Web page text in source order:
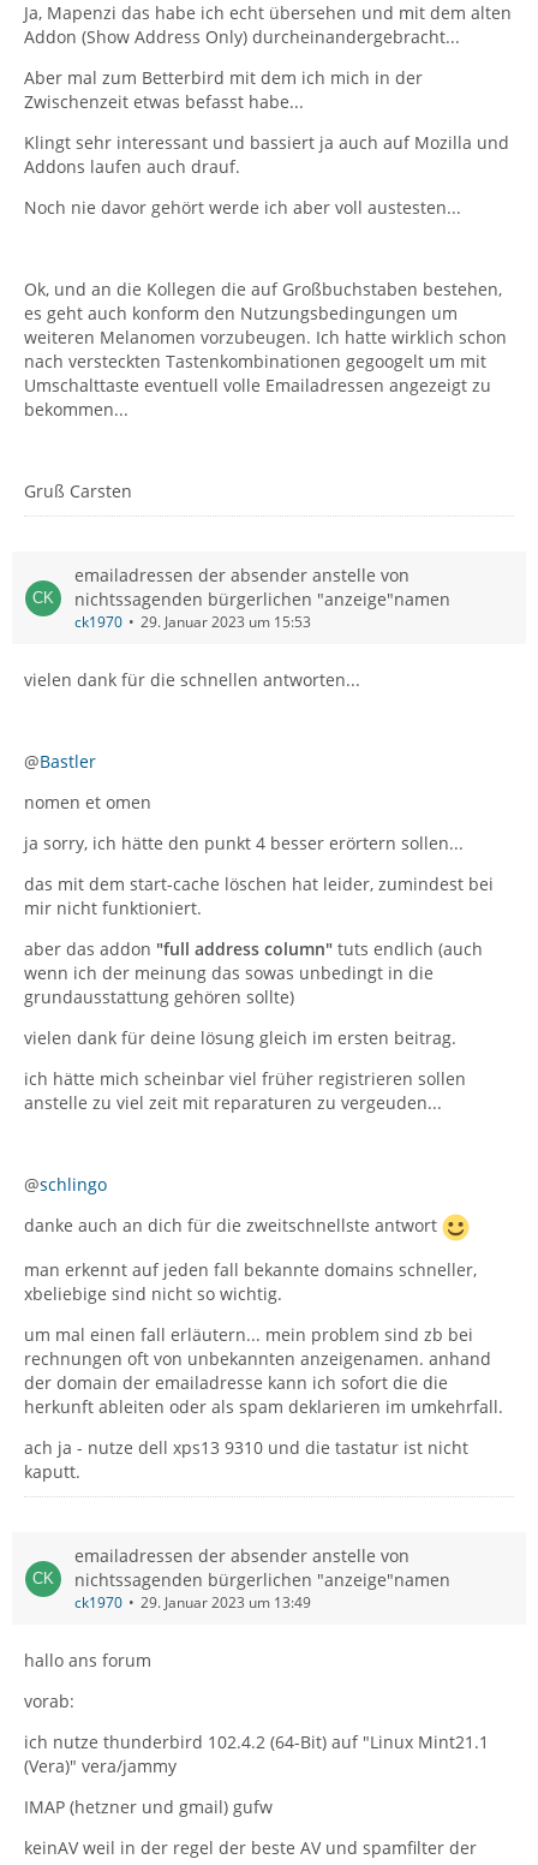
Ja, Mapenzi das habe ich echt übersehen und mit dem alten
Addon (Show Address Only) durcheinandergebracht...
Aber mal zum Betterbird mit dem ich mich in der
Zwischenzeit etwas befasst habe...
Klingt sehr interessant und bassiert ja auch auf Mozilla und
Addons laufen auch drauf.
Noch nie davor gehört werde ich aber voll austesten...
Ok, und an die Kollegen die auf Großbuchstaben bestehen,
es geht auch konform den Nutzungsbedingungen um
weiteren Melanomen vorzubeugen. Ich hatte wirklich schon
nach versteckten Tastenkombinationen gegoogelt um mit
Umschalttaste eventuell volle Emailadressen angezeigt zu
bekommen...
Gruß Carsten
emailadressen der absender anstelle von
nichtssagenden bürgerlichen "anzeige"namen
ck1970 29. Januar 2023 um 15:53
vielen dank für die schnellen antworten...
@Bastler
nomen et omen
ja sorry, ich hätte den punkt 4 besser erörtern sollen...
das mit dem start-cache löschen hat leider, zumindest bei
mir nicht funktioniert.
aber das addon "full address column" tuts endlich (auch
wenn ich der meinung das sowas unbedingt in die
grundausstattung gehören sollte)
vielen dank für deine lösung gleich im ersten beitrag.
ich hätte mich scheinbar viel früher registrieren sollen
anstelle zu viel zeit mit reparaturen zu vergeuden...
@schlingo
danke auch an dich für die zweitschnellste antwort
man erkennt auf jeden fall bekannte domains schneller,
xbeliebige sind nicht so wichtig.
um mal einen fall erläutern... mein problem sind zb bei
rechnungen oft von unbekannten anzeigenamen. anhand
der domain der emailadresse kann ich sofort die die
herkunft ableiten oder als spam deklarieren im umkehrfall.
ach ja - nutze dell xps13 9310 und die tastatur ist nicht
kaputt.
emailadressen der absender anstelle von
nichtssagenden bürgerlichen "anzeige"namen
ck1970 29. Januar 2023 um 13:49
hallo ans forum
vorab:
ich nutze thunderbird 102.4.2 (64-Bit) auf "Linux Mint21.1
(Vera)" vera/jammy
IMAP (hetzner und gmail) gufw
keinAV weil in der regel der beste AV und spamfilter der